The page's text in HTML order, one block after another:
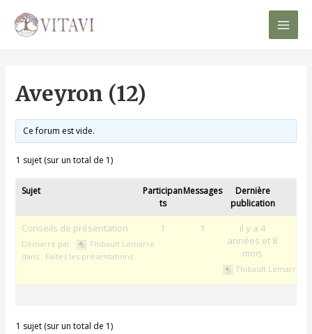
Main
Aveyron (12)
Ce forum est vide.
1 sujet (sur un total de 1)
Sujet
Participan
ts
Messages
Dernière
publication
Conseils de présentation
Démarré par :
Thibault Lemarre
dans : Faites les présentations
1 1
il y a 4
années et 8
mois
Thibault Lemarre
1 sujet (sur un total de 1)